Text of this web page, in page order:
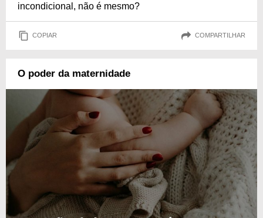
incondicional, não é mesmo?
COPIAR COMPARTILHAR
O poder da maternidade